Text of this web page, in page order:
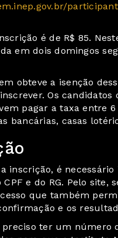
é de R$ 85.
em dois domingos
obteve a isenção
Os candidatos
pagar a taxa entre
bancárias, casas
inscrição, é
e do RG. Pelo site,
que também
e os
preciso ter um número